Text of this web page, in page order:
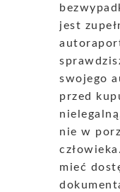
jest
swojego
przed
nie w
mieć